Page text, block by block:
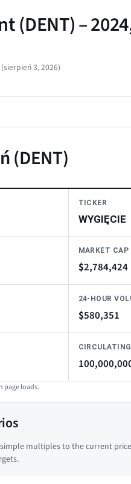
(DENT) –
(sierpień 3, 2026)
(DENT)
TICKER
WYGIĘCIE
MARKET CAP
$2,784,424
24-HOUR
$580,351
page loads.
multiples to the current